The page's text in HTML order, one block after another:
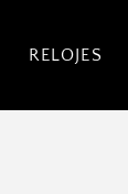
RELOJES